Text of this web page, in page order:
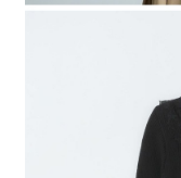
恩沛科技股份有限公司將